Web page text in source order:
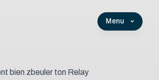
bien zbeuler ton Relay
Menu